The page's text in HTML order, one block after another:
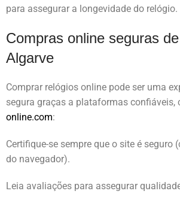
para assegurar a longevidade do relógio.
Compras online seguras
Algarve
Comprar relógios online pode ser uma
segura graças a plataformas confiáveis,
online.com:
Certifique-se sempre que o site é seguro
do navegador).
Leia avaliações para assegurar